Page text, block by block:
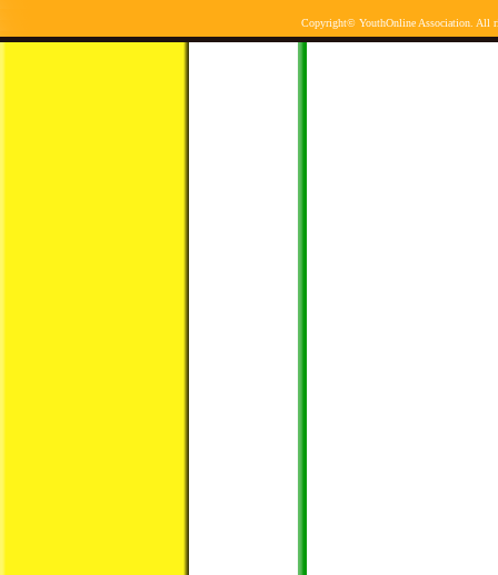
Copyright© YouthOnline Association. All